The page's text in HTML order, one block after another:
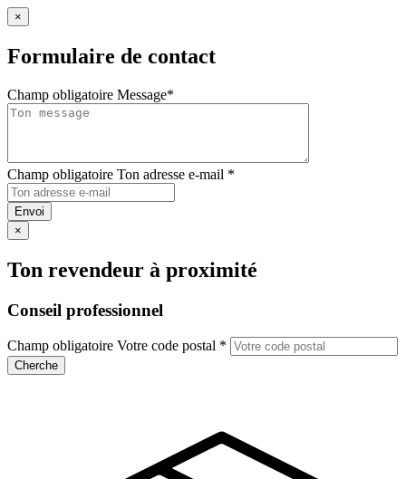
×
Formulaire de contact
Champ obligatoire Message*
Champ obligatoire Ton adresse e-mail *
Envoi
×
Ton revendeur à proximité
Conseil professionnel
Champ obligatoire Votre code postal *
Cherche